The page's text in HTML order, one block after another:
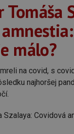
Tomáša
málo?
na covid, s
najhoršej